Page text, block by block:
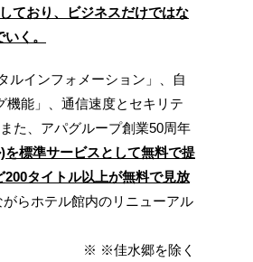
ており、ビジネスだけではな
く。
インフォメーション」、自
機能」、通信速度とセキリテ
た、アパグループ創業50周年
標準サービスとして無料で提
タイトル以上が無料で見放
らホテル館内のリニューアル
※ ※佳水郷を除く